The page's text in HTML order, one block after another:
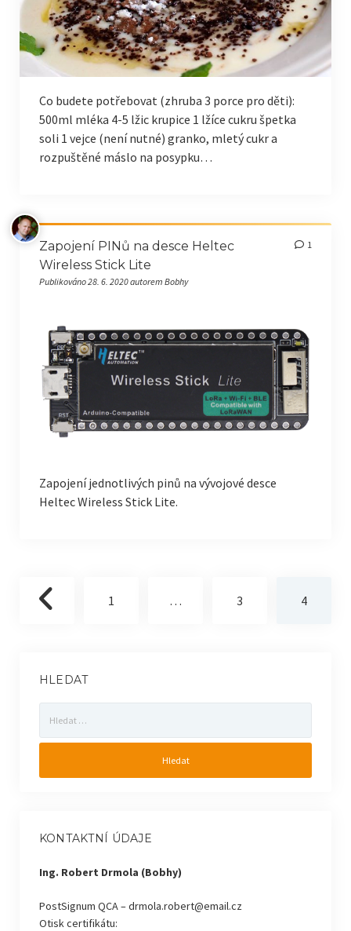
Co budete potřebovat (zhruba 3 porce pro děti):
500ml mléka 4-5 lžic krupice 1 lžíce cukru špetka
soli 1 vejce (není nutné) granko, mletý cukr a
rozpuštěné máslo na posypku…
Zapojení PINů na desce Heltec
Wireless Stick Lite
Publikováno 28. 6. 2020 autorem Bobhy
1
Zapojení jednotlivých pinů na vývojové desce
Heltec Wireless Stick Lite.
Stránkování
příspěvků
1 … 3 4
HLEDAT
KONTAKTNÍ ÚDAJE
Ing. Robert Drmola (Bobhy)
PostSignum QCA – drmola.robert@email.cz
Otisk certifikátu: